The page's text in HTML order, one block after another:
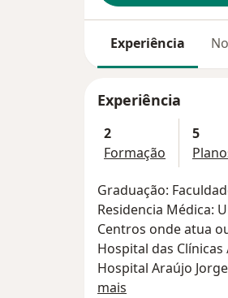
Experiência
Experiência
2
Formação
5
Graduação:
Residencia Médica:
Centros onde atua
Hospital das Clínicas
Hospital Araújo Jorge
Clínica Honcord
mais